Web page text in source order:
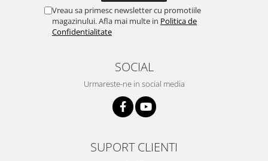
Vreau sa primesc newsletter cu promotiile
magazinului. Afla mai multe in Politica de
Confidentialitate
SOCIAL
Urmareste-ne in social media
SUPORT CLIENTI